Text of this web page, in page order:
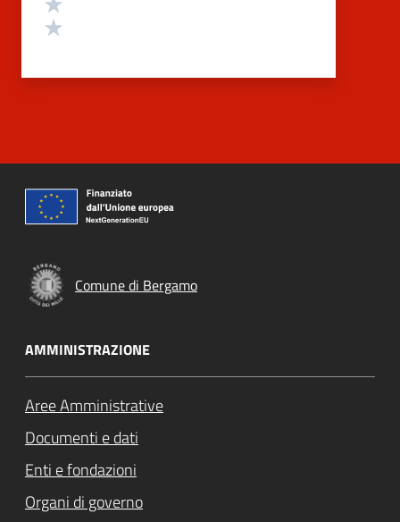
Comune di Bergamo
AMMINISTRAZIONE
Aree Amministrative
Documenti e dati
Enti e fondazioni
Organi di governo